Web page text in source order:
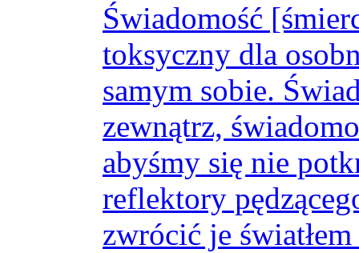
Świadomość
toksyczny dla
samym sobie.
zewnątrz,
abyśmy się nie
reflektory
zwrócić je